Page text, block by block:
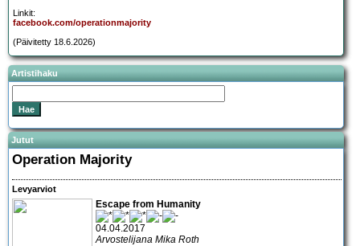
Linkit:
facebook.com/operationmajority
(Päivitetty 18.6.2026)
Artistihaku
Jutut
Operation Majority
Levyarviot
Escape from Humanity
04.04.2017
Arvostelijana Mika Roth